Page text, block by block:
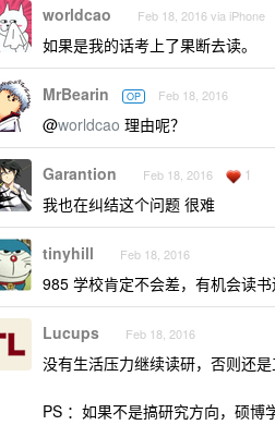
worldcao Feb 18, 2016 via iPhone
如果是我的话考上了果断去读。
MrBearin OP Feb 18, 2016
@worldcao 理由呢？
Garantion Feb 18, 2016 1
我也在纠结这个问题 很难
tinyhill Feb 18, 2016
985 学校肯定不会差，有机会读
Lucups Feb 18, 2016
没有生活压力继续读研，否则还是
PS ：如果不是搞研究方向，硕博